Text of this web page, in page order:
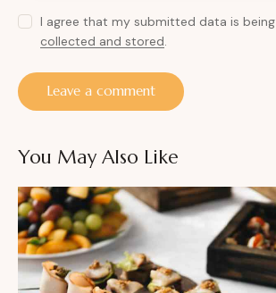
I agree that my submitted data is being
collected and stored.
You May Also Like